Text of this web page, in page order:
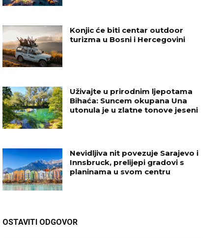
Konjic će biti centar outdoor
turizma u Bosni i Hercegovini
Uživajte u prirodnim ljepotama
Bihaća: Suncem okupana Una
utonula je u zlatne tonove jeseni
Nevidljiva nit povezuje Sarajevo i
Innsbruck, prelijepi gradovi s
planinama u svom centru
OSTAVITI ODGOVOR